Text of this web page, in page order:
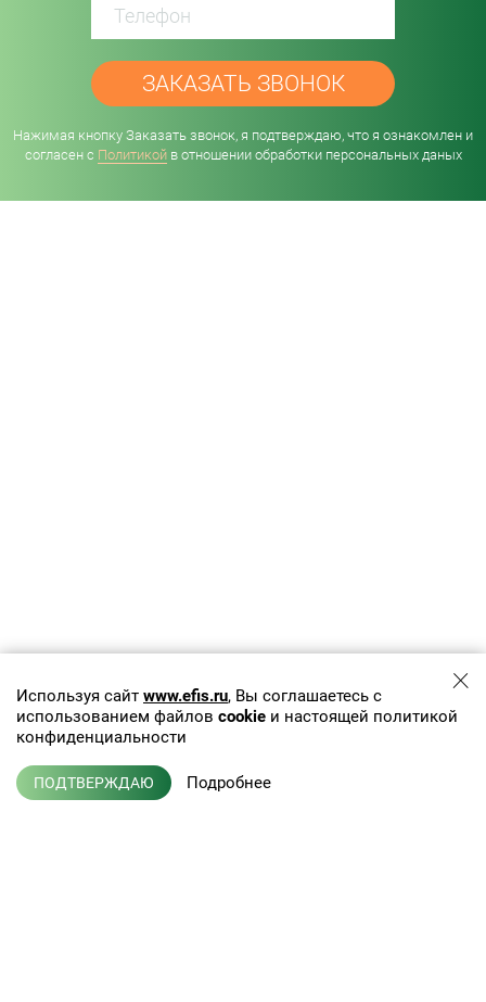
Нажимая кнопку Заказать звонок, я подтверждаю, что я ознакомлен и
согласен с Политикойв отношении обработки персональных даных
Используя сайт www.efis.ru, Вы соглашаетесь с
использованием файлов cookie и настоящей политикой
конфиденциальности
ПОДТВЕРЖДАЮ Подробнее